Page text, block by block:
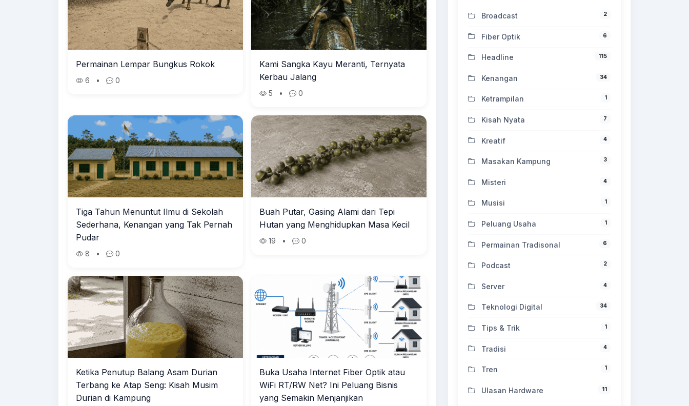
Permainan Lempar Bungkus Rokok
6 • 0
Kami Sangka Kayu Meranti, Ternyata
Kerbau Jalang
5 • 0
Tiga Tahun Menuntut Ilmu di Sekolah
Sederhana, Kenangan yang Tak Pernah
Pudar
8 • 0
Buah Putar, Gasing Alami dari Tepi
Hutan yang Menghidupkan Masa Kecil
19 • 0
Ketika Penutup Balang Asam Durian
Terbang ke Atap Seng: Kisah Musim
Durian di Kampung
Buka Usaha Internet Fiber Optik atau
WiFi RT/RW Net? Ini Peluang Bisnis
yang Semakin Menjanjikan
Broadcast 2
Fiber Optik 6
Headline 115
Kenangan 34
Ketrampilan 1
Kisah Nyata 7
Kreatif 4
Masakan Kampung 3
Misteri 4
Musisi 1
Peluang Usaha 1
Permainan Tradisonal 6
Podcast 2
Server 4
Teknologi Digital 34
Tips & Trik 1
Tradisi 4
Tren 1
Ulasan Hardware 11